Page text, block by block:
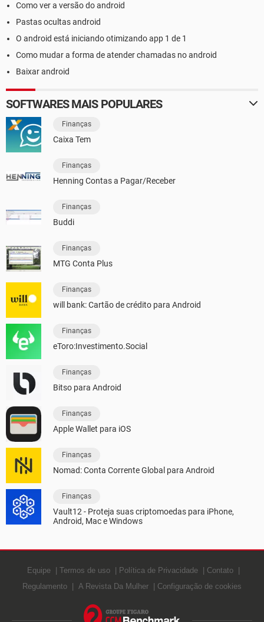
Como ver a versão do android
Pastas ocultas android
O android está iniciando otimizando app 1 de 1
Como mudar a forma de atender chamadas no android
Baixar android
SOFTWARES MAIS POPULARES
Finanças
Caixa Tem
Finanças
Henning Contas a Pagar/Receber
Finanças
Buddi
Finanças
MTG Conta Plus
Finanças
will bank: Cartão de crédito para Android
Finanças
eToro:Investimento.Social
Finanças
Bitso para Android
Finanças
Apple Wallet para iOS
Finanças
Nomad: Conta Corrente Global para Android
Finanças
Vault12 - Proteja suas criptomoedas para iPhone,
Android, Mac e Windows
Equipe Termos de uso Política de Privacidade
Contato
Regulamento
A Revista Da Mulher Configuração de cookies